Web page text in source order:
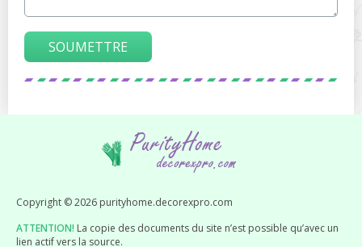
SOUMETTRE
Copyright © 2026 purityhome.decorexpro.com
ATTENTION! La copie des documents du site n’est possible qu’avec un
lien actif vers la source.